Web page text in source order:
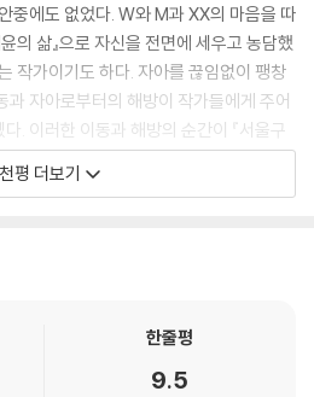
중에도 없었다. W와 M과 XX의 마음을 따
의 삶』으로 자신을 전면에 세우고 농담했
작가이기도 하다. 자아를 끊임없이 팽창
과 자아로부터의 해방이 작가들에게 주어
. 이러한 이동과 해방의 순간이 『서울구
깃들기를 소망한다. 서울 안에서든 서울
로잡혀있을 누군가의 손에 이 책을 건네고
평 더보기
한줄평
9.5